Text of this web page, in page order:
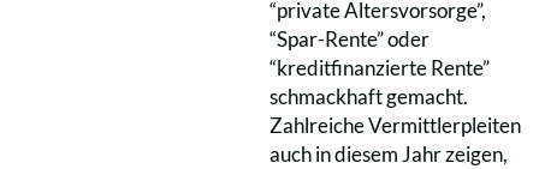
“private Altersvorsorge”,
“Spar-Rente” oder
“kreditfinanzierte Rente”
schmackhaft gemacht.
Zahlreiche Vermittlerpleiten
auch in diesem Jahr zeigen,